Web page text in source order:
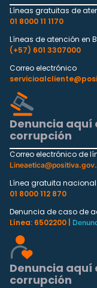
Líneas gratuitas de
01 8000 11 1170
Líneas de atención en
(+57) 601 3307000
Correo electrónico
Denuncia aquí
corrupción
Correo electrónico de
Línea gratuita
01 8000 112 870
Denuncia de caso de
Línea: 6502200 |
Denuncia aquí
corrupción